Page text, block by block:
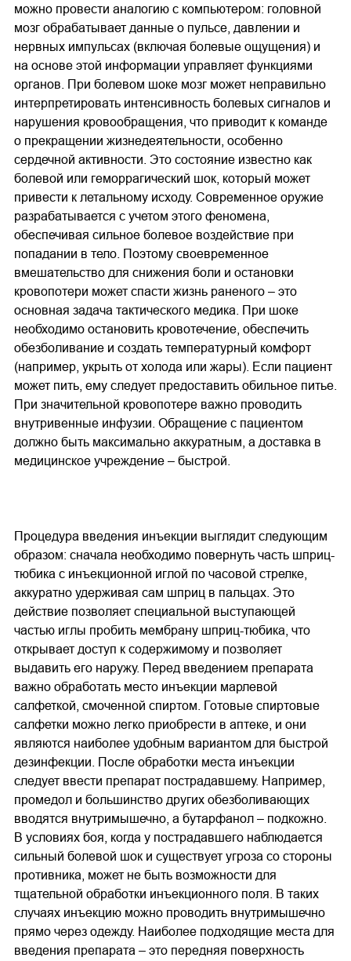
можно провести аналогию с компьютером: головной
мозг обрабатывает данные о пульсе, давлении и
нервных импульсах (включая болевые ощущения) и
на основе этой информации управляет функциями
органов. При болевом шоке мозг может неправильно
интерпретировать интенсивность болевых сигналов и
нарушения кровообращения, что приводит к команде
о прекращении жизнедеятельности, особенно
сердечной активности. Это состояние известно как
болевой или геморрагический шок, который может
привести к летальному исходу. Современное оружие
разрабатывается с учетом этого феномена,
обеспечивая сильное болевое воздействие при
попадании в тело. Поэтому своевременное
вмешательство для снижения боли и остановки
кровопотери может спасти жизнь раненого – это
основная задача тактического медика. При шоке
необходимо остановить кровотечение, обеспечить
обезболивание и создать температурный комфорт
(например, укрыть от холода или жары). Если пациент
может пить, ему следует предоставить обильное питье.
При значительной кровопотере важно проводить
внутривенные инфузии. Обращение с пациентом
должно быть максимально аккуратным, а доставка в
медицинское учреждение – быстрой.
Процедура введения инъекции выглядит следующим
образом: сначала необходимо повернуть часть шприц-
тюбика с инъекционной иглой по часовой стрелке,
аккуратно удерживая сам шприц в пальцах. Это
действие позволяет специальной выступающей
частью иглы пробить мембрану шприц-тюбика, что
открывает доступ к содержимому и позволяет
выдавить его наружу. Перед введением препарата
важно обработать место инъекции марлевой
салфеткой, смоченной спиртом. Готовые спиртовые
салфетки можно легко приобрести в аптеке, и они
являются наиболее удобным вариантом для быстрой
дезинфекции. После обработки места инъекции
следует ввести препарат пострадавшему. Например,
промедол и большинство других обезболивающих
вводятся внутримышечно, а бутарфанол – подкожно.
В условиях боя, когда у пострадавшего наблюдается
сильный болевой шок и существует угроза со стороны
противника, может не быть возможности для
тщательной обработки инъекционного поля. В таких
случаях инъекцию можно проводить внутримышечно
прямо через одежду. Наиболее подходящие места для
введения препарата – это передняя поверхность